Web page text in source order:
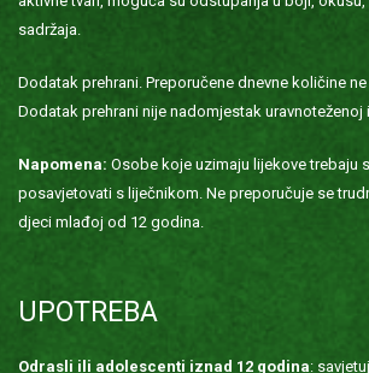
sadržaja.
Dodatak prehrani. Preporučene dnevne količine
Dodatak prehrani nije nadomjestak uravnoteženoj
Napomena: Osobe koje uzimaju lijekove trebaju
posavjetovati s liječnikom. Ne preporučuje se
djeci mlađoj od 12 godina.
UPOTREBA
Odrasli ili adolescenti iznad 12 godina: